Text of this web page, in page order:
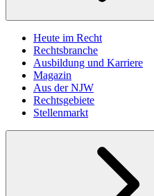
Heute im Recht
Rechtsbranche
Ausbildung und Karriere
Magazin
Aus der NJW
Rechtsgebiete
Stellenmarkt